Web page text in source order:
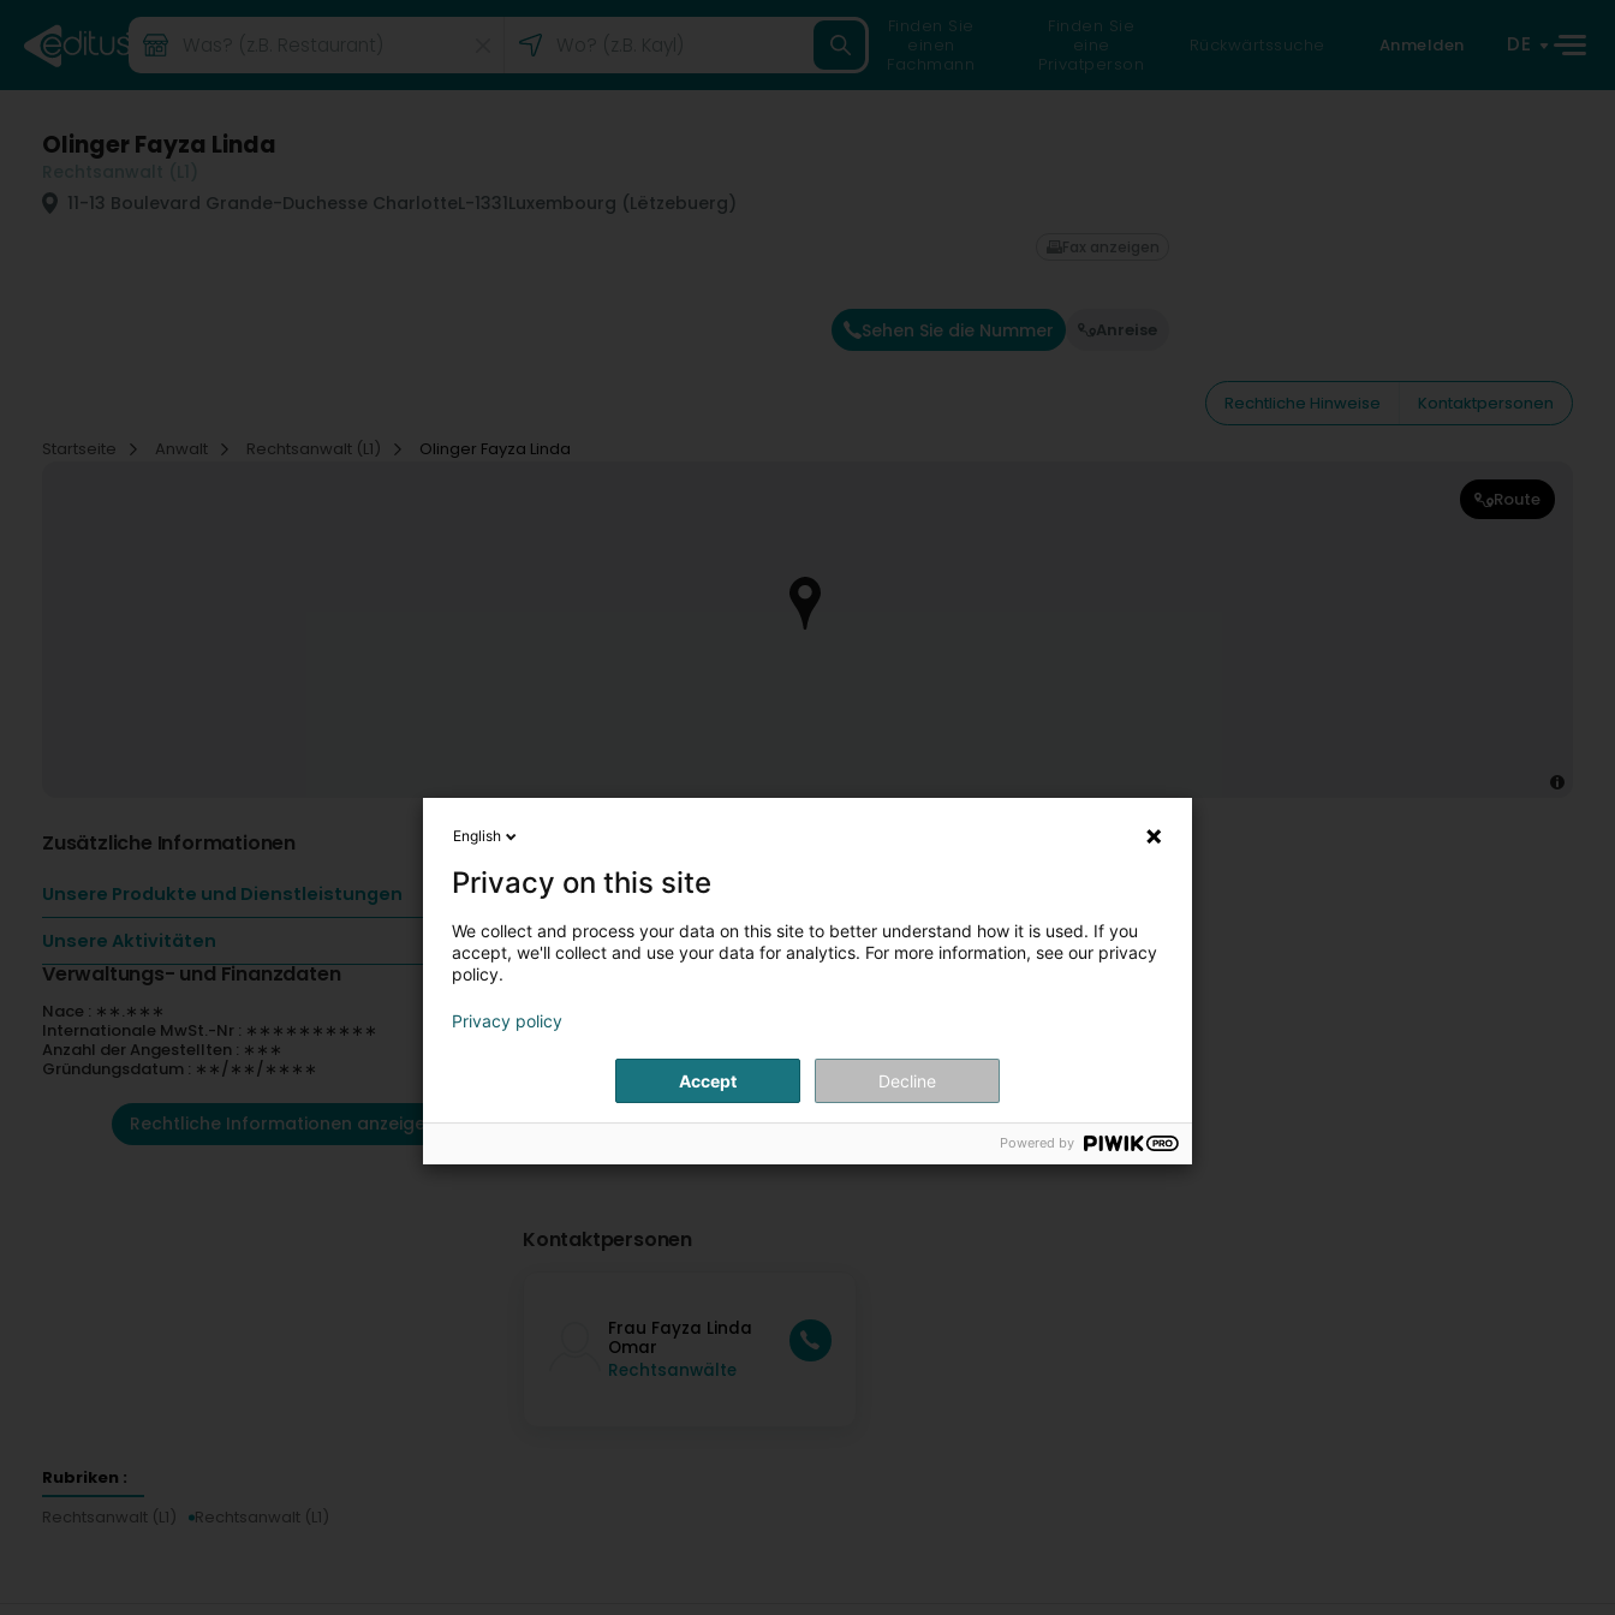
Finden Sie
einen
Fachmann
Finden Sie
eine
Privatperson
Rückwärtssuche Anmelden DE
Olinger Fayza Linda
11-13 Boulevard Grande-Duchesse CharlotteL-1331Luxembourg (Lëtzebuerg)
Sehen Sie die Nummer Anreise
Fax anzeigen
Rechtliche Hinweise
Kontaktpersonen
Startseite
Anwalt Rechtsanwalt (L1) Olinger Fayza Linda
Route
Zusätzliche Informationen
Unsere Produkte und Dienstleistungen
Unsere Aktivitäten
Verwaltungs- und Finanzdaten
Nace : ∗∗.∗∗∗
Internationale MwSt.-Nr : ∗∗∗∗∗∗∗∗∗∗
Anzahl der Angestellten : ∗∗∗
Gründungsdatum : ∗∗/∗∗/∗∗∗∗
Rechtliche Informationen anzeigen
Kontaktpersonen
Frau Fayza Linda
Omar
Rechtsanwälte
Rubriken :
Rechtsanwalt (L1)
Rechtsanwalt (L1)
English
Privacy on this site
We collect and process your data on this site to better understand how it is used. If you
accept, we'll collect and use your data for analytics. For more information, see our privacy
policy.
Privacy policy
Accept Decline
Powered by